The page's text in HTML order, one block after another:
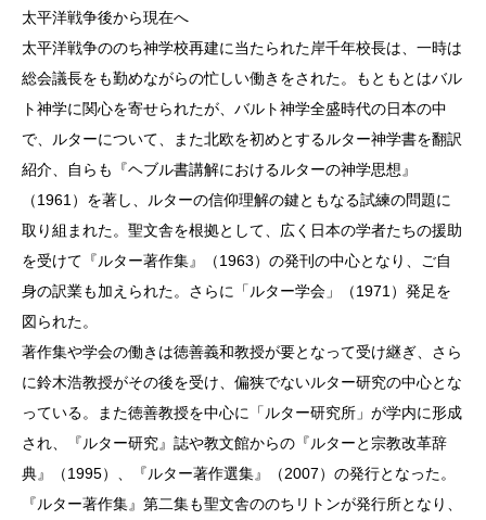
太平洋戦争後から現在へ
太平洋戦争ののち神学校再建に当たられた岸千年校長は、一時は
総会議長をも勤めながらの忙しい働きをされた。もともとはバル
ト神学に関心を寄せられたが、バルト神学全盛時代の日本の中
で、ルターについて、また北欧を初めとするルター神学書を翻訳
紹介、自らも『ヘブル書講解におけるルターの神学思想』
（1961）を著し、ルターの信仰理解の鍵ともなる試練の問題に
取り組まれた。聖文舎を根拠として、広く日本の学者たちの援助
を受けて『ルター著作集』（1963）の発刊の中心となり、ご自
身の訳業も加えられた。さらに「ルター学会」（1971）発足を
図られた。
著作集や学会の働きは徳善義和教授が要となって受け継ぎ、さら
に鈴木浩教授がその後を受け、偏狭でないルター研究の中心とな
っている。また徳善教授を中心に「ルター研究所」が学内に形成
され、『ルター研究』誌や教文館からの『ルターと宗教改革辞
典』（1995）、『ルター著作選集』（2007）の発行となった。
『ルター著作集』第二集も聖文舎ののちリトンが発行所となり、